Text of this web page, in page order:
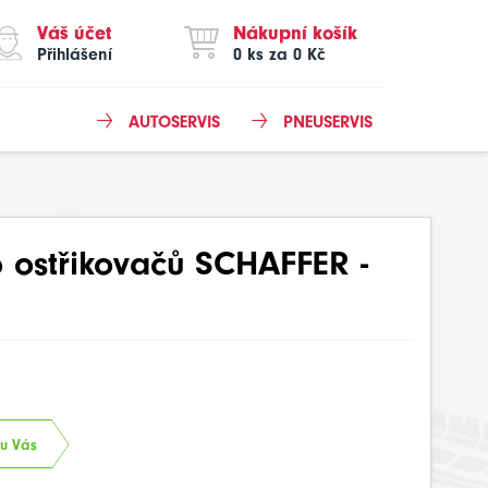
Váš účet
Přihlášení
Nákupní košík
0 ks za 0 Kč
PNEUSERVIS
AUTOSERVIS
SCHAFFER -
Vás